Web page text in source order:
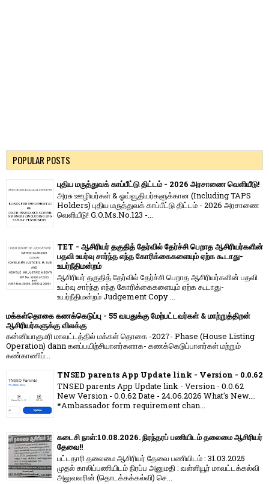
POPULAR POSTS
புதிய மருத்துவக் காப்பீட்டு திட்டம் - 2026 அரசாணை வெளியீடு!
அரசு ஊழியர்கள் & ஓய்வூதியர்களுக்கான (Including TAPS
Holders) புதிய மருத்துவக் காப்பீட்டு திட்டம் - 2026 அரசாணை
வெளியீடு! G.O.Ms.No.123 -...
TET - ஆசிரியர் தகுதித் தேர்வில் தேர்ச்சி பெறாத ஆசிரியர்களின்
பதவி உயர்வு சார்ந்த எந்த கோரிக்கைகளையும் ஏற்க கூடாது-
உயர்நீதிமன்றம்
ஆசிரியர் தகுதித் தேர்வில் தேர்ச்சி பெறாத ஆசிரியர்களின் பதவி
உயர்வு சார்ந்த எந்த கோரிக்கைகளையும் ஏற்க கூடாது-
உயர்நீதிமன்றம் Judgement Copy ...
மக்கள்தொகை கணக்கெடுப்பு - 55 வயதுக்கு மேற்பட்டவர்கள் & மாற்றுத்திறன்
ஆசிரியர்களுக்கு விலக்கு
கன்னியாகுமரி மாவட்டத்தில் மக்கள் தொகை -2027- Phase (House Listing
Operation) dann களப்பயிற்சியாளர்களாக- கணக்கெடுப்பாளர்கள் மற்றும்
கண்காணிப்...
TNSED parents App Update link - Version - 0.0.62
TNSED parents App Update link - Version - 0.0.62
New Version - 0.0.62 Date - 24.06.2026 What's New....
*Ambassador form requirement chan...
கடைசி நாள்:10.08.2026. நிரந்தரப் பணியிடம் தலைமை ஆசிரியர்
தேவை!!
பட்டதாரி தலைமை ஆசிரியர் தேவை பணியிடம் : 31.03.2025
முதல் காலிப்பணியிடம் நிரப்ப அனுமதி : வள்ளியூர் மாவட்டக்கல்வி
அலுவலரின் (தொடக்கக்கல்வி) செ...